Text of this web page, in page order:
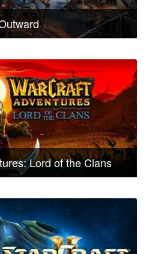
Lord of the Clans